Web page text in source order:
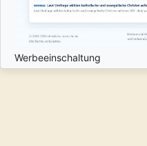
Werbeeinschaltung